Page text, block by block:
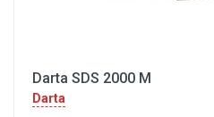
Darta SDS 2000 M
Darta